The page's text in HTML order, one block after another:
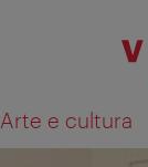
Arte e cultura